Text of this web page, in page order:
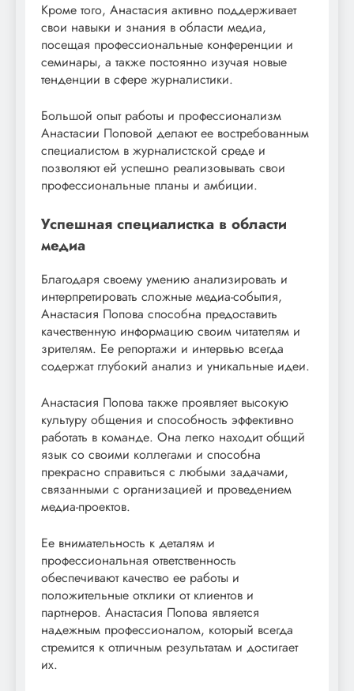
Кроме того, Анастасия активно поддерживает
свои навыки и знания в области медиа,
посещая профессиональные конференции и
семинары, а также постоянно изучая новые
тенденции в сфере журналистики.
Большой опыт работы и профессионализм
Анастасии Поповой делают ее востребованным
специалистом в журналистской среде и
позволяют ей успешно реализовывать свои
профессиональные планы и амбиции.
Успешная специалистка в области
медиа
Благодаря своему умению анализировать и
интерпретировать сложные медиа-события,
Анастасия Попова способна предоставить
качественную информацию своим читателям и
зрителям. Ее репортажи и интервью всегда
содержат глубокий анализ и уникальные идеи.
Анастасия Попова также проявляет высокую
культуру общения и способность эффективно
работать в команде. Она легко находит общий
язык со своими коллегами и способна
прекрасно справиться с любыми задачами,
связанными с организацией и проведением
медиа-проектов.
Ее внимательность к деталям и
профессиональная ответственность
обеспечивают качество ее работы и
положительные отклики от клиентов и
партнеров. Анастасия Попова является
надежным профессионалом, который всегда
стремится к отличным результатам и достигает
их.